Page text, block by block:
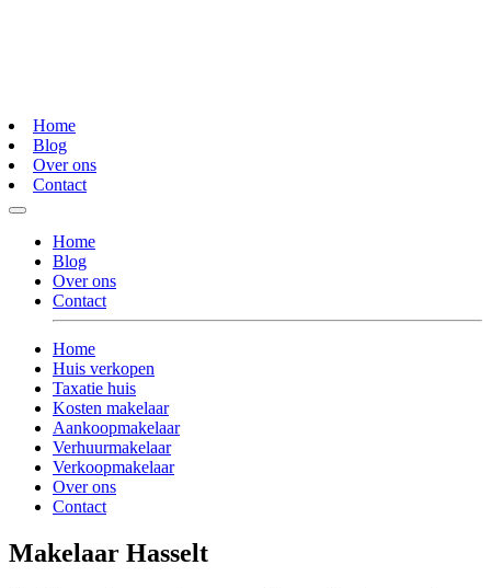
Home
Blog
Over ons
Contact
Home
Blog
Over ons
Contact
Home
Huis verkopen
Taxatie huis
Kosten makelaar
Aankoopmakelaar
Verhuurmakelaar
Verkoopmakelaar
Over ons
Contact
Makelaar Hasselt